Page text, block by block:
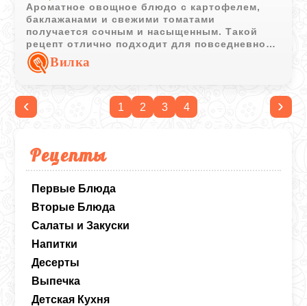
Рецепты
Первые Блюда
Вторые Блюда
Салаты и Закуски
Напитки
Десерты
Выпечка
Детская Кухня
Ароматное овощное блюдо с картофелем,
баклажанами и свежими томатами
получается сочным и насыщенным. Такой
рецепт отлично подходит для повседневного
меню в сезон овощей.
Вилка
‹ 1 2 3 4 ›